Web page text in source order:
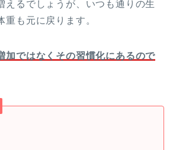
えるでしょうが、いつも通りの生
も元に戻ります。
加ではなくその習慣化にあるので